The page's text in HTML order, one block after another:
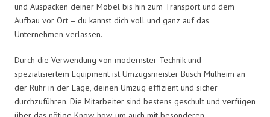
und Auspacken deiner Möbel bis hin zum Transport und dem
Aufbau vor Ort – du kannst dich voll und ganz auf das
Unternehmen verlassen.
Durch die Verwendung von modernster Technik und
spezialisiertem Equipment ist Umzugsmeister Busch Mülheim an
der Ruhr in der Lage, deinen Umzug effizient und sicher
durchzuführen. Die Mitarbeiter sind bestens geschult und verfügen